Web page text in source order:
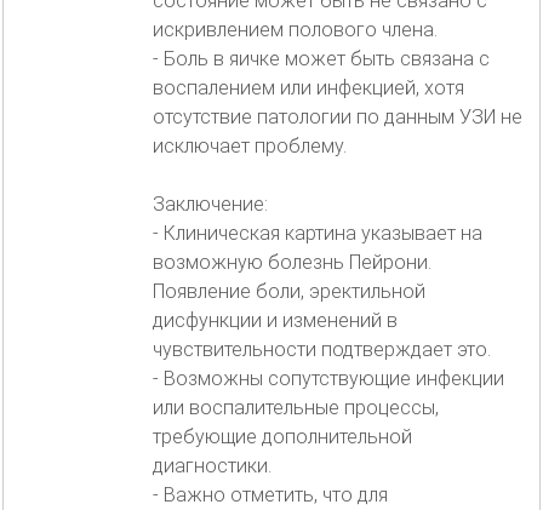
искривлением полового члена.
- Боль в яичке может быть связана с
воспалением или инфекцией, хотя
отсутствие патологии по данным УЗИ не
исключает проблему.
Заключение:
- Клиническая картина указывает на
возможную болезнь Пейрони.
Появление боли, эректильной
дисфункции и изменений в
чувствительности подтверждает это.
- Возможны сопутствующие инфекции
или воспалительные процессы,
требующие дополнительной
диагностики.
- Важно отметить, что для